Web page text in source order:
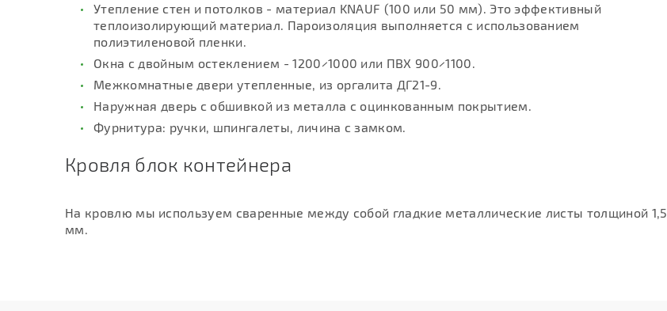
Утепление стен и потолков - материал KNAUF (100 или 50 мм). Это эффективный
теплоизолирующий материал. Пароизоляция выполняется с использованием
полиэтиленовой пленки.
Окна с двойным остеклением - 1200×1000 или ПВХ 900×1100.
Межкомнатные двери утепленные, из оргалита ДГ21-9.
Наружная дверь с обшивкой из металла с оцинкованным покрытием.
Фурнитура: ручки, шпингалеты, личина с замком.
Кровля блок контейнера
На кровлю мы используем сваренные между собой гладкие металлические листы толщиной 1,5
мм.